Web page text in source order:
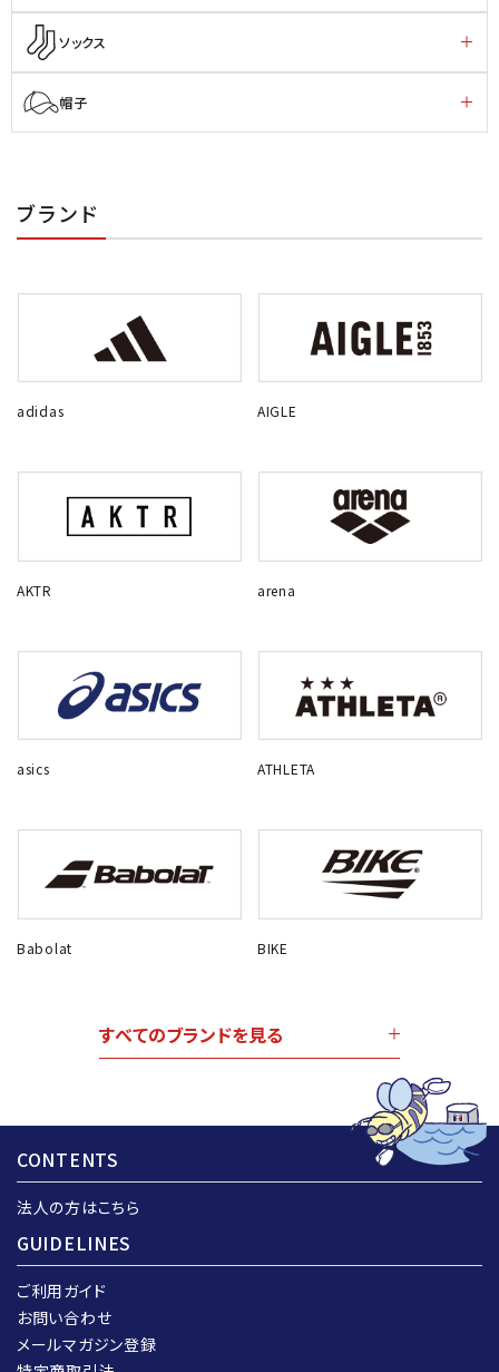
ソックス
帽子
ブランド
adidas AIGLE
AKTR arena
asics ATHLETA
Babolat BIKE
すべてのブランドを見る
CONTENTS
法人の方はこちら
GUIDELINES
ご利用ガイド
お問い合わせ
メールマガジン登録